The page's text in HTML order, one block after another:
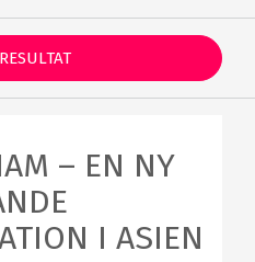
– EN NY
I ASIEN